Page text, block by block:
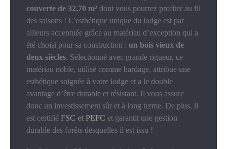
couverte de 32,70 m² dont vous pourrez profiter au fil
des saisons ! L’esthétique unique du lodge est par
ailleurs accentuée grâce au matériau d’exception qui a
été choisi pour sa construction : un bois vieux de
deux siècles. Sélectionné avec grande rigueur, ce
matériau noble, utilisé comme bardage, attribue une
esthétique soignée à votre lodge et a le double
avantage d’être durable et résistant. Il vous assure
donc un investissement sûr et à long terme. De plus, il
est certifié FSC et PEFC et garantit une gestion
durable des forêts desquelles il est issu !